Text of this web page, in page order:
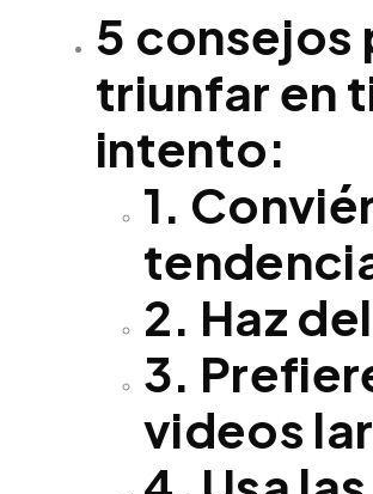
5 consejos
triunfar en
intento:
1.
2. Haz
3.
videos